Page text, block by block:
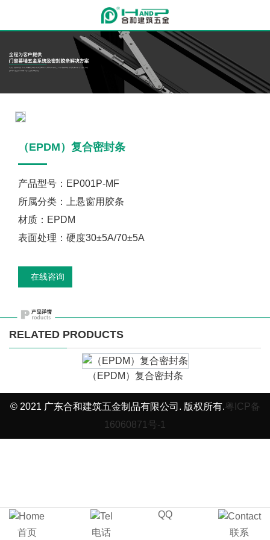
（EPDM）复合密封条
产品型号：EP001P-MF
所属分类：上悬窗用胶条
材质：EPDM
表面处理：硬度30±5A/70±5A
在线咨询
RELATED PRODUCTS
（EPDM）复合密封条
© 2021 广东合和建筑五金制品有限公司. 版权所有.粤ICP备
16060871号-1
首页 电话
QQ
联系